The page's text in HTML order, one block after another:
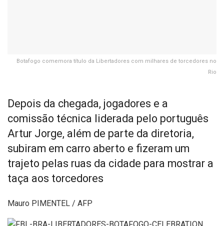
Botafogo comemora título da Libertadores com milhares de torcedores no
Rio
Depois da chegada, jogadores e a
comissão técnica liderada pelo português
Artur Jorge, além de parte da diretoria,
subiram em carro aberto e fizeram um
trajeto pelas ruas da cidade para mostrar a
taça aos torcedores
Mauro PIMENTEL / AFP